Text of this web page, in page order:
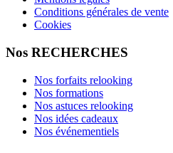
Conditions générales de vente
Cookies
Nos RECHERCHES
Nos forfaits relooking
Nos formations
Nos astuces relooking
Nos idées cadeaux
Nos événementiels